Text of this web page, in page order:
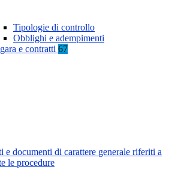
Tipologie di controllo
Obblighi e adempimenti
e contratti 67
e documenti di carattere generale riferiti a
le procedure